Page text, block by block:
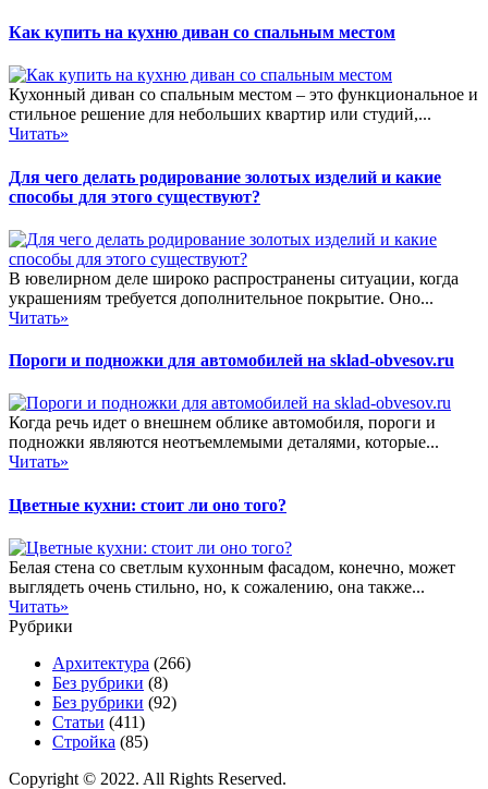
Как купить на кухню диван со спальным местом
Кухонный диван со спальным местом – это функциональное и
стильное решение для небольших квартир или студий,...
Читать»
Для чего делать родирование золотых изделий и какие
способы для этого существуют?
В ювелирном деле широко распространены ситуации, когда
украшениям требуется дополнительное покрытие. Оно...
Читать»
Пороги и подножки для автомобилей на sklad-obvesov.ru
Когда речь идет о внешнем облике автомобиля, пороги и
подножки являются неотъемлемыми деталями, которые...
Читать»
Цветные кухни: стоит ли оно того?
Белая стена со светлым кухонным фасадом, конечно, может
выглядеть очень стильно, но, к сожалению, она также...
Читать»
Рубрики
Архитектура (266)
Без рубрики (8)
Без рубрики (92)
Статьи (411)
Стройка (85)
Copyright © 2022. All Rights Reserved.